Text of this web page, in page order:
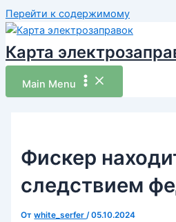
Перейти к содержимому
Карта
Main Menu
Фискер
следствием
Отwhite_serfer/05.10.2024